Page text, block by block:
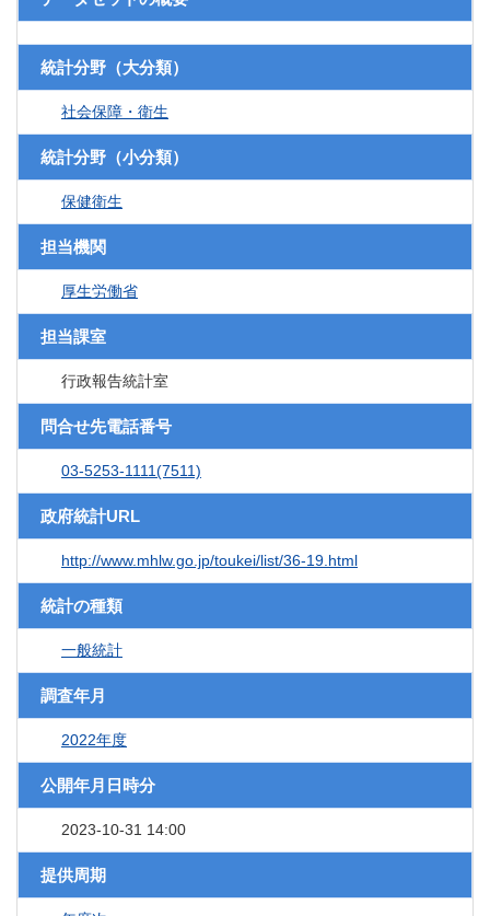
統計分野（大分類）
社会保障・衛生
統計分野（小分類）
保健衛生
担当機関
厚生労働省
担当課室
行政報告統計室
問合せ先電話番号
03-5253-1111(7511)
政府統計URL
http://www.mhlw.go.jp/toukei/list/36-19.html
統計の種類
一般統計
調査年月
2022年度
公開年月日時分
2023-10-31 14:00
提供周期